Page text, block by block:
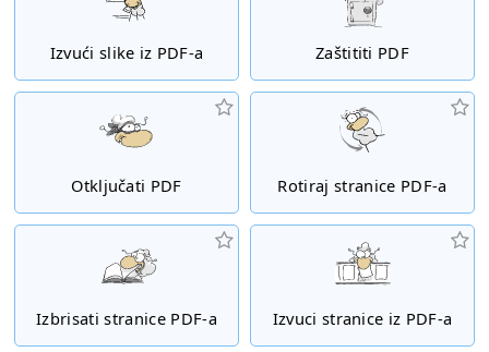
Izvući slike iz PDF-a Zaštititi PDF
Otključati PDF Rotiraj stranice PDF-a
Izbrisati stranice PDF-a Izvuci stranice iz PDF-a